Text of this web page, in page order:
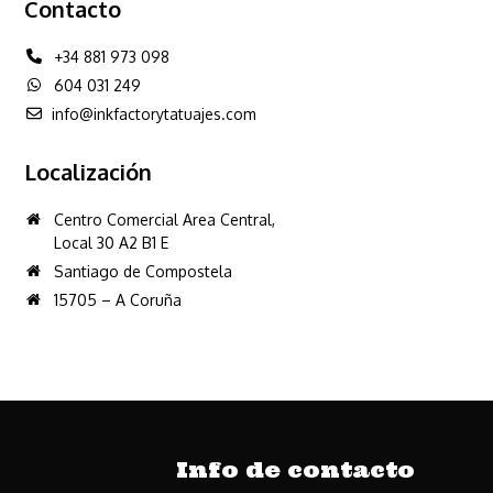
Contacto
+34 881 973 098
604 031 249
info@inkfactorytatuajes.com
Localización
Centro Comercial Area Central,
Local 30 A2 B1 E
Santiago de Compostela
15705 – A Coruña
Info de contacto